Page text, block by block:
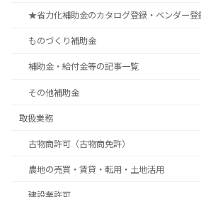
★省力化補助金のカタログ登録・ベンダー登
ものづくり補助金
補助金・給付金等の記事一覧
その他補助金
取扱業務
古物商許可（古物商免許）
農地の売買・賃貸・転用・土地活用